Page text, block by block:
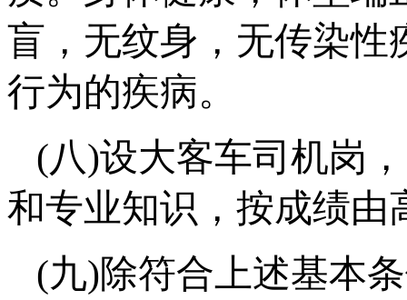
盲，无纹身，无传染性
行为的疾病。
(八)设大客车司机岗
和专业知识，按成绩由
(九)除符合上述基本